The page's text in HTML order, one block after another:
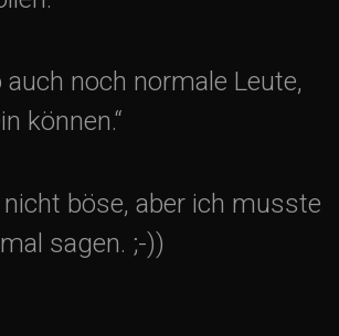
auch noch normale Leute,
können.“
böse, aber ich musste
sagen. ;-))